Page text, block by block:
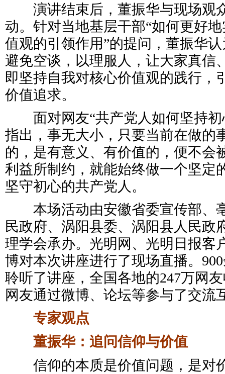
演讲结束后，董振华与现场观
动。针对当地基层干部“如何更好
值观的引领作用”的提问，董振华
避免空谈，以理服人，让大家真信
即坚持自我对核心价值观的践行，
价值追求。
面对网友“共产党人如何坚持初
指出，事无大小，只要当前在做的
的，是有意义、有价值的，便不会
利益所制约，就能始终做一个坚定
坚守初心的共产党人。
本场活动由安徽省委宣传部、
民政府、涡阳县委、涡阳县人民政
理学会承办。光明网、光明日报客
博对本次讲座进行了现场直播。
聆听了讲座，全国各地的247万网
网友通过微博、论坛等参与了交流
专家观点
董振华：追问信仰与价值
信仰的本质是价值问题，是对